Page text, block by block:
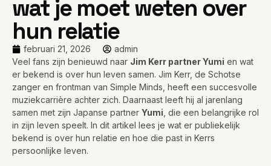
wat je moet weten over
hun relatie
februari 21, 2026
admin
Veel fans zijn benieuwd naar Jim Kerr partner Yumi en wat
er bekend is over hun leven samen. Jim Kerr, de Schotse
zanger en frontman van Simple Minds, heeft een succesvolle
muziekcarrière achter zich. Daarnaast leeft hij al jarenlang
samen met zijn Japanse partner Yumi , die een belangrijke rol
in zijn leven speelt. In dit artikel lees je wat er publiekelijk
bekend is over hun relatie en hoe die past in Kerrs
persoonlijke leven.